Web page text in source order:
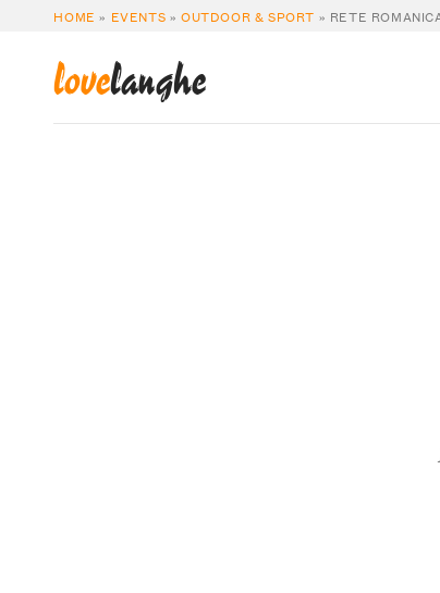
HOME » EVENTS »OUTDOOR & SPORT » RETE
lovelanghe